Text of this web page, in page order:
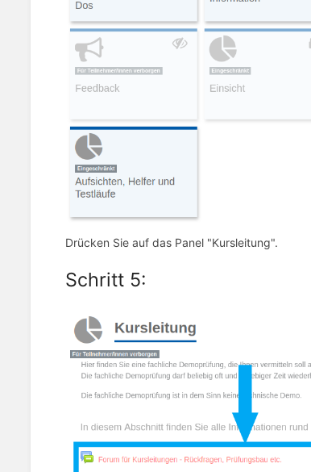
Drücken Sie auf das Panel "Kursleitung".
Schritt 5: